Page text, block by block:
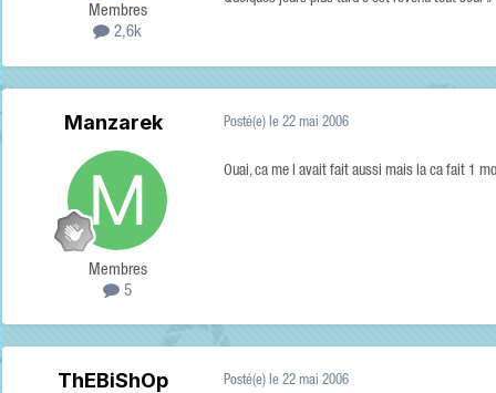
Membres
2,6k
Manzarek
Membres
5
Posté(e) le 22 mai 2006
Ouai, ca me l avait fait aussi mais la ca fait 1
ThEBiShOp Posté(e) le 22 mai 2006